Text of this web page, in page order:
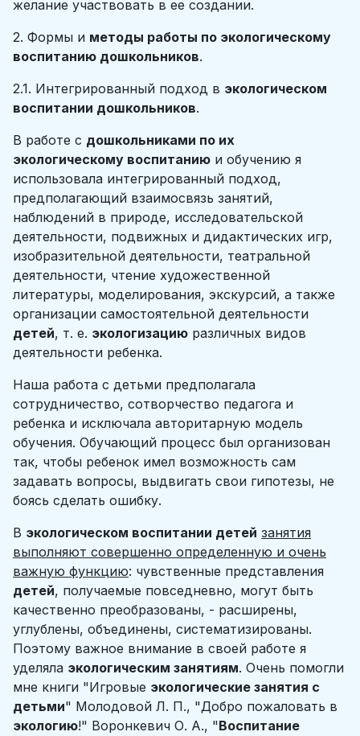
желание участвовать в ее создании.
2. Формы и методы работы по экологическому
воспитанию дошкольников.
2.1. Интегрированный подход в экологическом
воспитании дошкольников.
В работе с дошкольниками по их
экологическому воспитанию и обучению я
использовала интегрированный подход,
предполагающий взаимосвязь занятий,
наблюдений в природе, исследовательской
деятельности, подвижных и дидактических игр,
изобразительной деятельности, театральной
деятельности, чтение художественной
литературы, моделирования, экскурсий, а также
организации самостоятельной деятельности
детей, т. е. экологизацию различных видов
деятельности ребенка.
Наша работа с детьми предполагала
сотрудничество, сотворчество педагога и
ребенка и исключала авторитарную модель
обучения. Обучающий процесс был организован
так, чтобы ребенок имел возможность сам
задавать вопросы, выдвигать свои гипотезы, не
боясь сделать ошибку.
В экологическом воспитании детей занятия
выполняют совершенно определенную и очень
важную функцию: чувственные представления
детей, получаемые повседневно, могут быть
качественно преобразованы, - расширены,
углублены, объединены, систематизированы.
Поэтому важное внимание в своей работе я
уделяла экологическим занятиям. Очень помогли
мне книги "Игровые экологические занятия с
детьми" Молодовой Л. П., "Добро пожаловать в
экологию!" Воронкевич О. А., "Воспитание